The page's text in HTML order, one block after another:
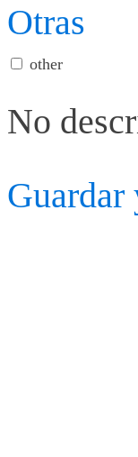
Otras
other
No
Guardar